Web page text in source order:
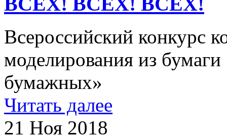
Всероссийский конкурс
моделирования из
бумажных»
Читать далее
21 Ноя 2018